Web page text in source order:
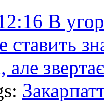
В
ставить
але